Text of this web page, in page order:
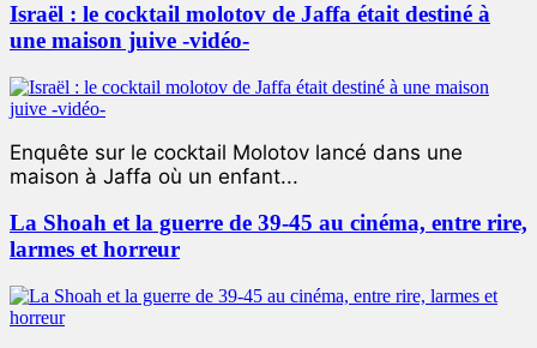
Israël : le cocktail molotov de Jaffa était destiné à
une maison juive -vidéo-
Enquête sur le cocktail Molotov lancé dans une
maison à Jaffa où un enfant...
La Shoah et la guerre de 39-45 au cinéma, entre rire,
larmes et horreur